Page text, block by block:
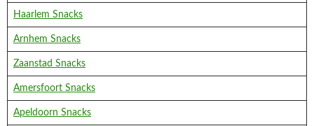
Haarlem Snacks
Arnhem Snacks
Zaanstad Snacks
Amersfoort Snacks
Apeldoorn Snacks